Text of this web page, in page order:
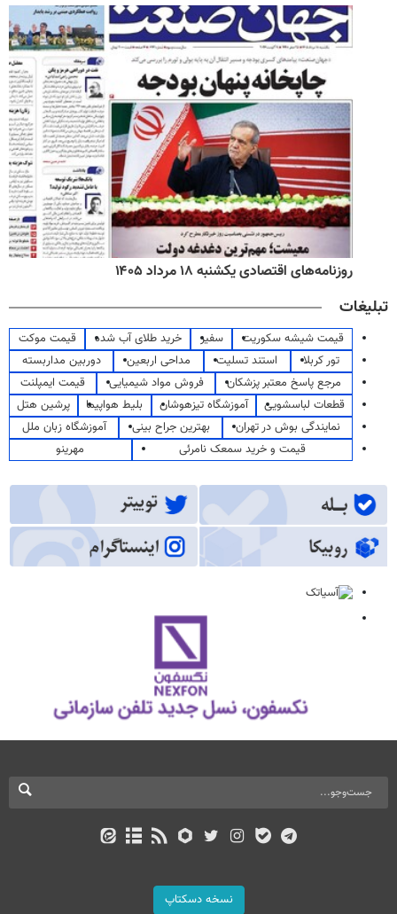
روزنامه‌های اقتصادی یکشنبه ۱۸ مرداد ۱۴۰۵
تبلیغات
قیمت شیشه سکوریت سفیر خرید طلای آب شده
قیمت موکت
تور کربلا
استند تسلیت مداحی اربعین
دوربین مداربسته
مرجع پاسخ معتبر پزشکان
فروش مواد شیمیایی
قیمت ایمپلنت
قطعات لباسشویی
آموزشگاه تیزهوشان بلیط هواپیما
پرشین هتل
نمایندگی بوش در تهران
بهترین جراح بینی
آموزشگاه زبان ملل
قیمت و خرید سمعک نامرئی
مهرینو
نسخه دسکتاپ